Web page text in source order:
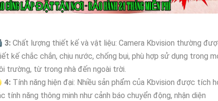
3: Chất lượng thiết kế và vật liệu: Camera Kbvision thường
kế chắc chắn, chịu nước, chống bụi, phù hợp sử dụng trong
trường, từ trong nhà đến ngoài trời.
4: Tính năng hiện đại: Nhiều sản phẩm của Kbvision được tích
tính năng thông minh như cảnh báo chuyển động, nhận diện